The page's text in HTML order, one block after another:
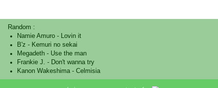
Random :
Namie Amuro- Lovin it
B'z - Kemuri no sekai
Megadeth- Use the man
Frankie J. - Don't wanna try
Kanon Wakeshima- Celmisia